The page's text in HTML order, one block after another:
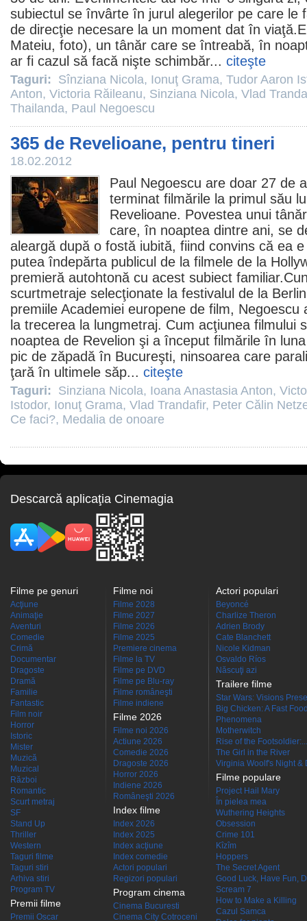
subiectul se învârte în jurul alegerilor pe care le
de direcţie necesare la un moment dat în
Mateiu, foto), un tânăr care se întreabă, în
ar fi cazul să facă nişte schimbăr... citeşte
Taguri: Sînziana Nicola, Ionuţ Grama, Tudor Aaron
Anton, Victoria Răileanu, Sinziana Nicola, Vlad
Thailanda, Paul Negoescu
365 de Revelioane, pentru tineri
18.02.2012
Paul Negoescu are doar 27 de
terminat filmările la primul său
Revelioane. Povestea unui
care, în noaptea dintre ani, se
aleargă după o fostă iubită, fiind convins că ea
putea îndepărta publicul de la filmele de la
premieră autohtonă cu acest subiect
scurtmetraje selecţionate la festivalul de la
premiile Academiei europene de film, Negoescu
la trecerea la lungmetraj. Cum acţiunea filmului
noaptea de Revelion şi a început filmările în
pic de zăpadă în Bucureşti, ninsoarea care
ţară în ultimele săp... citeşte
Taguri: Sinziana Nicola, Ioana Anastasia Anton,
Istodor, Ionuţ Grama, Vlad Trandafir, Peter Călin
Ce faci?, Medalia de onoare
Descarcă aplicaţia Cinemagia
Filme pe genuri
Acţiune
Animaţie
Aventuri
Comedie
Crimă
Documentar
Dragoste
Dramă
Familie
Fantastic
Film noir
Horror
Istoric
Mister
Muzică
Muzical
Război
Romantic
Scurt metraj
SF
Stand Up
Thriller
Western
Taguri filme
Taguri stiri
Arhiva stiri
Program TV
Premii filme
Premii Oscar
Filme noi
Filme 2028
Filme 2027
Filme 2026
Filme 2025
Premiere cinema
Filme la TV
Filme pe DVD
Filme pe Blu-ray
Filme româneşti
Filme indiene
Filme 2026
Filme noi 2026
Actiune 2026
Comedie 2026
Dragoste 2026
Horror 2026
Indiene 2026
Româneşti 2026
Index filme
Index 2026
Index 2025
Index acţiune
Index comedie
Actori populari
Regizori populari
Program cinema
Cinema Bucuresti
Cinema City Cotroceni
Actori populari
Beyoncé
Charlize Theron
Adrien Brody
Cate Blanchett
Nicole Kidman
Osvaldo Ríos
Născuţi azi
Trailere filme
Star Wars: Visions
Big Chicken: A Fast
Phenomena
Motherwitch
Rise of the Footsoldier:...
The Girl in the River
Virginia Woolf's Night &
Filme populare
Project Hail Mary
În pielea mea
Wuthering Heights
Obsession
Crime 101
Kîzîm
Hoppers
The Secret Agent
Good Luck, Have Fun,
Scream 7
How to Make a Killing
Cazul Samca